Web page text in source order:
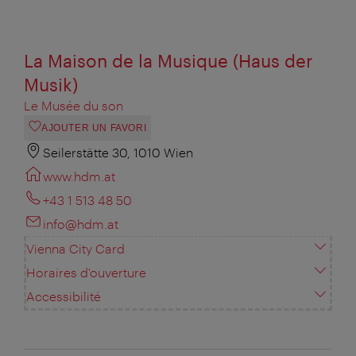
La Maison de la Musique (Haus der
Musik)
Le Musée du son
AJOUTER UN FAVORI
Seilerstätte 30, 1010 Wien
www.hdm.at
+43 1 513 48 50
info@hdm.at
Vienna City Card
Horaires d'ouverture
Accessibilité